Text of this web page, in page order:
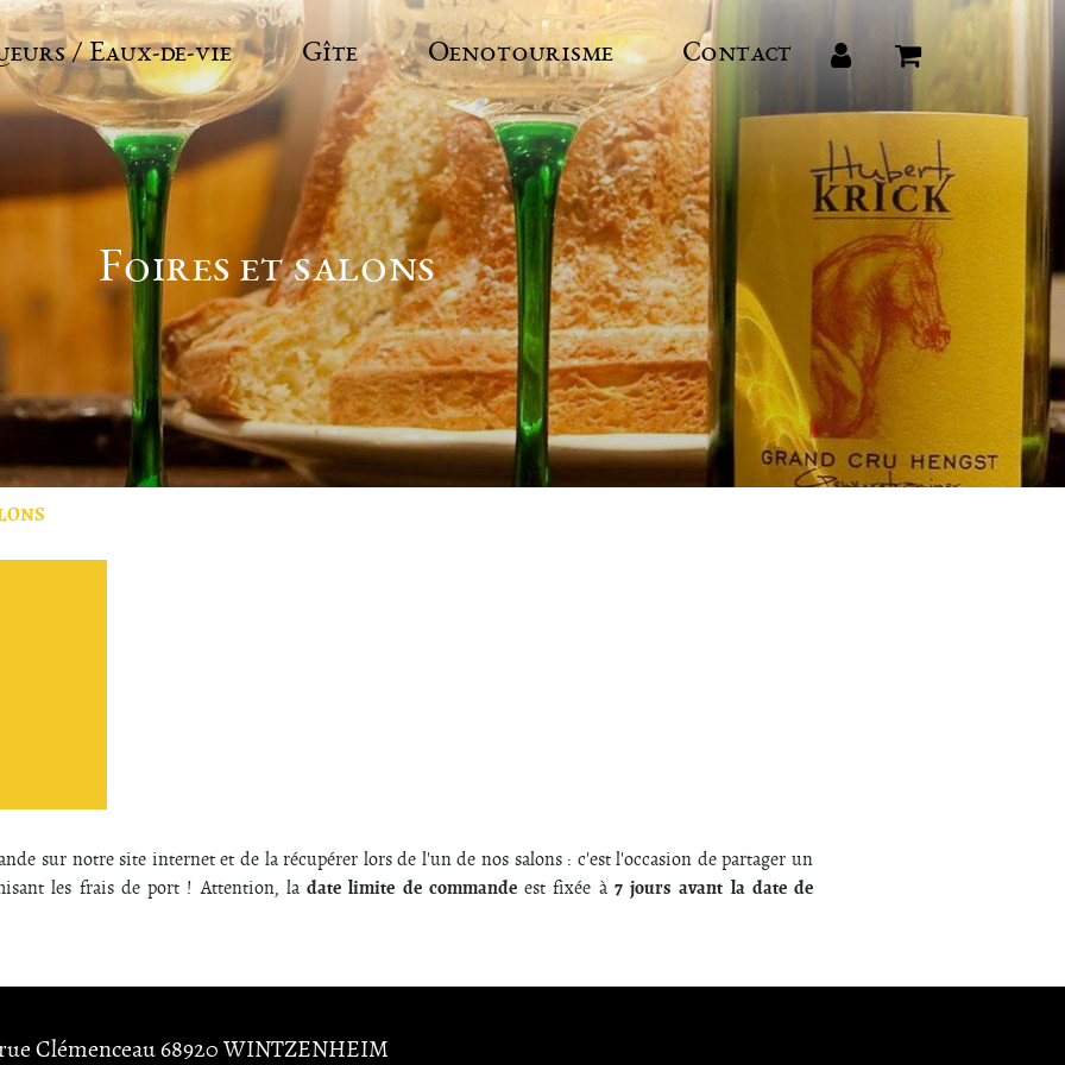
Foires et salons
/ Eaux-de-vie Gîte Oenotourisme Contact
sur notre site internet et de la récupérer lors de l'un de nos salons : c'est l'occasion de partager un
les frais de port ! Attention, ladate limite de commandeest fixée à 7 jours avant la date de
Clémenceau68920 WINTZENHEIM